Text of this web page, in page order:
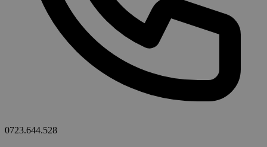
0723.644.528